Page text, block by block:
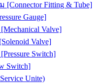
Fitting & Tube]
Gauge]
Valve]
Valve]
Switch]
Switch]
Unite)